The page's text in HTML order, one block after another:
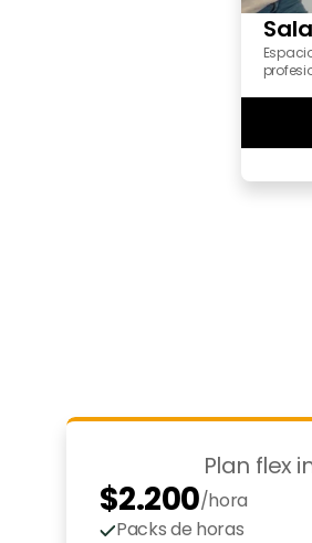
Plan flex
$2.200/hora
*mínimo 10
Packs de horas